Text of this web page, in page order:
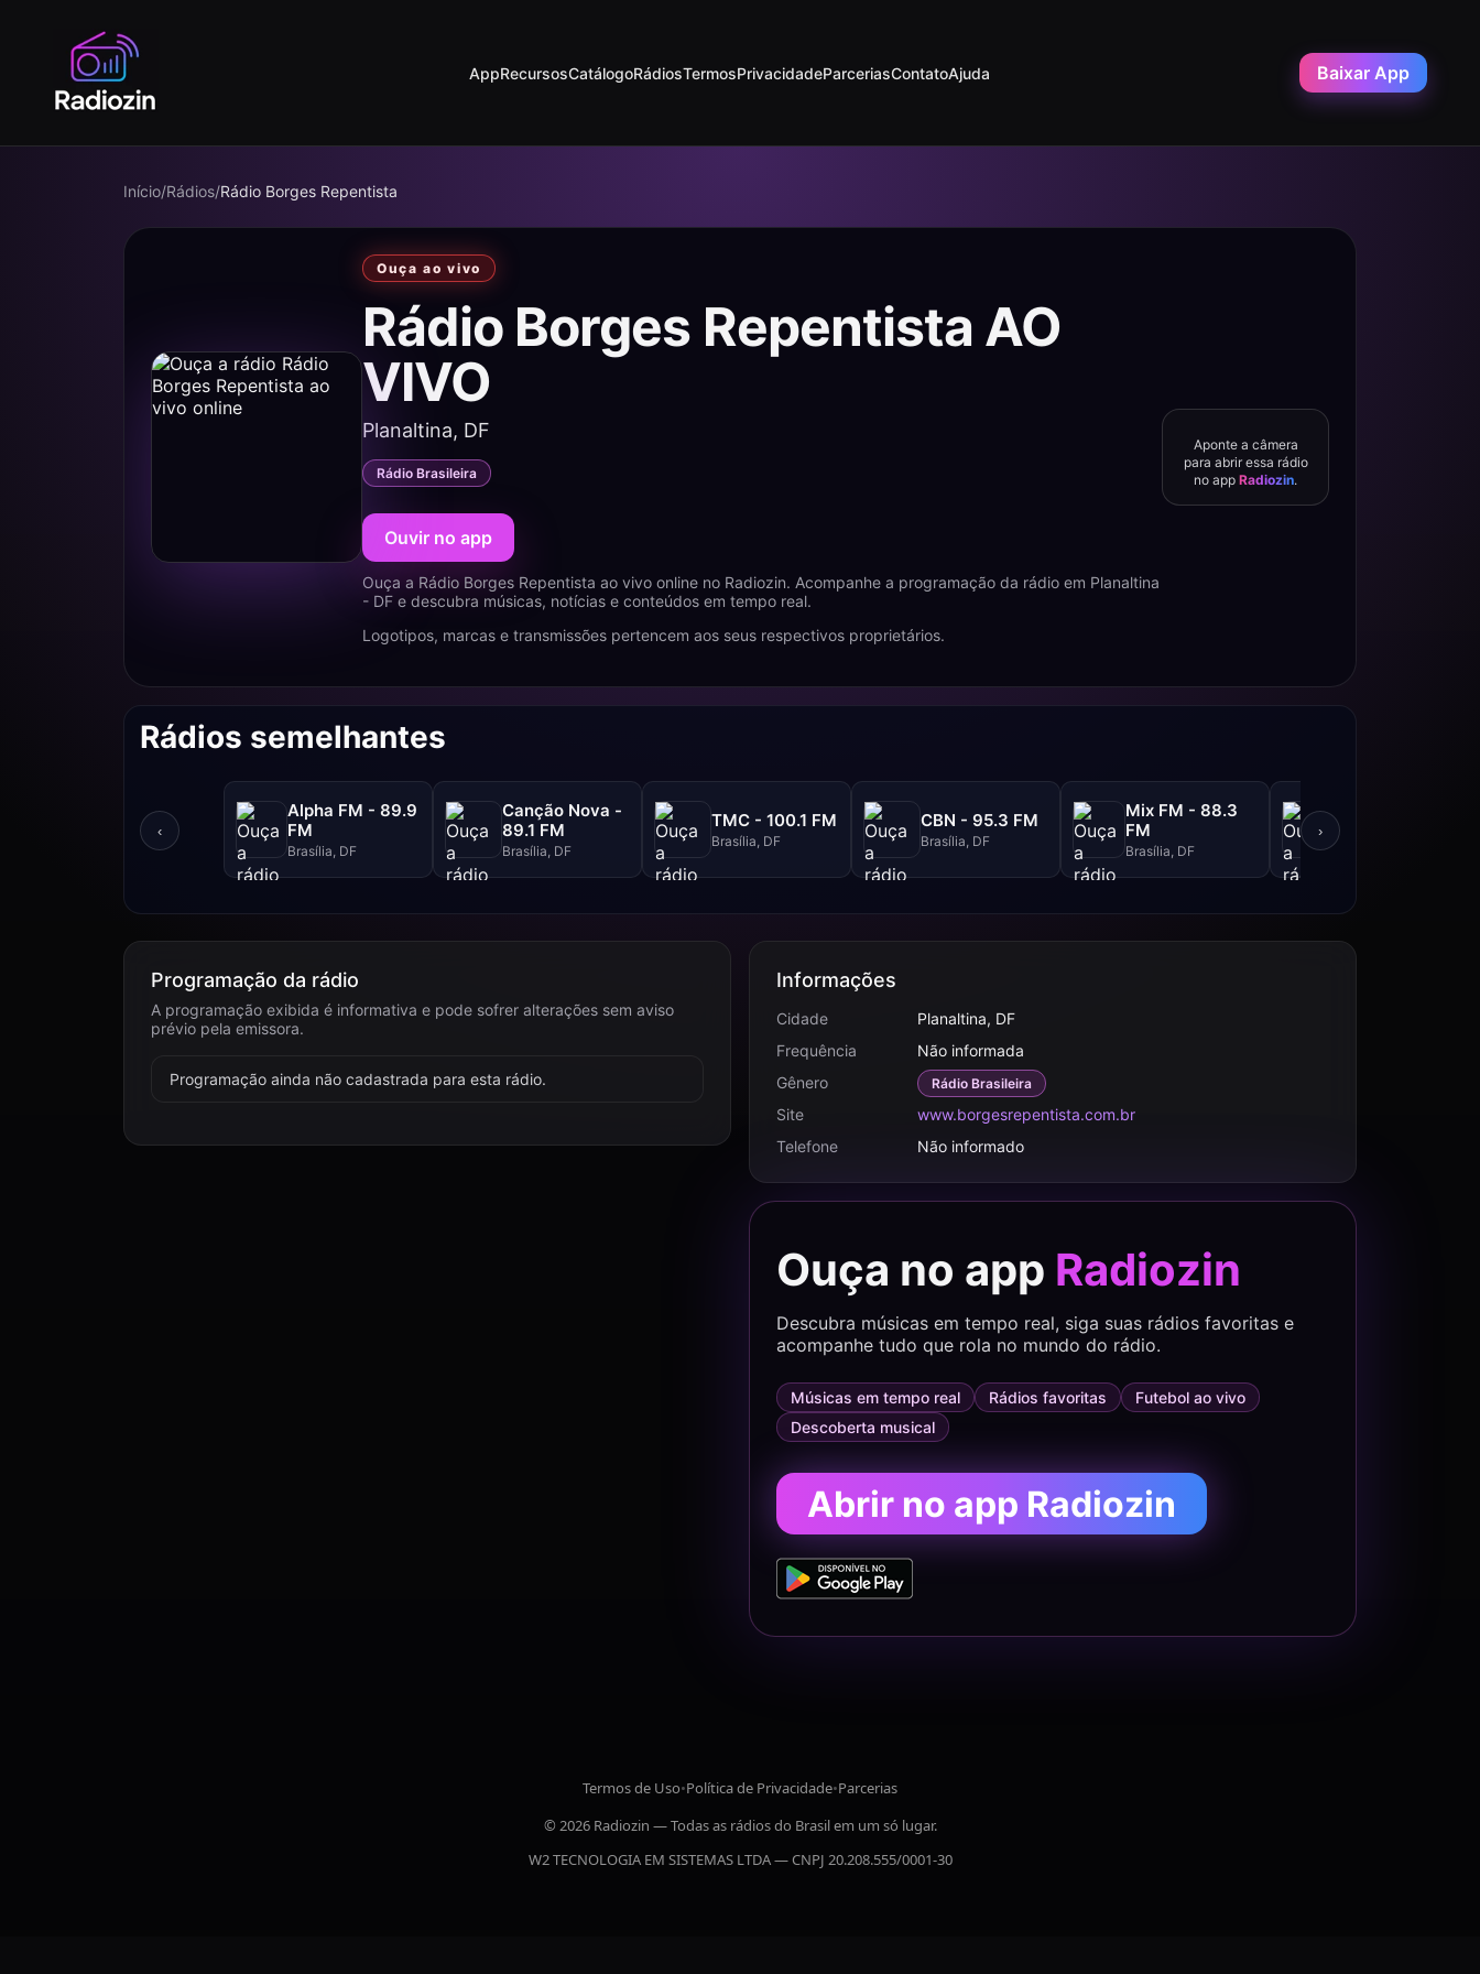
AppRecursosCatálogoRádiosTermosPrivacidadeParceriasContatoAjuda Baixar App
Início/Rádios/Rádio Borges Repentista
Ouça ao vivo
Rádio Borges Repentista AO
VIVO
Planaltina, DF
Rádio Brasileira
Ouvir no app
Ouça a Rádio Borges Repentista ao vivo online no Radiozin. Acompanhe a programação da rádio em Planaltina
- DF e descubra músicas, notícias e conteúdos em tempo real.
Logotipos, marcas e transmissões pertencem aos seus respectivos proprietários.
Aponte a câmera
para abrir essa rádio
no appRadiozin.
Rádios semelhantes
‹
Alpha FM - 89.9
FM
Brasília, DF
Canção Nova -
89.1 FM
Brasília, DF
TMC - 100.1 FM
Brasília, DF
CBN - 95.3 FM
Brasília, DF
Mix FM - 88.3
FM
Brasília, DF
Brasília
›
Programação da rádio
A programação exibida é informativa e pode sofrer alterações sem aviso
prévio pela emissora.
Programação ainda não cadastrada para esta rádio.
Informações
Cidade
Planaltina, DF
Frequência
Não informada
Gênero
Rádio Brasileira
Site
www.borgesrepentista.com.br
Telefone
Não informado
Ouça no app Radiozin
Descubra músicas em tempo real, siga suas rádios favoritas e
acompanhe tudo que rola no mundo do rádio.
Músicas em tempo real Rádios favoritas
Futebol ao vivo
Descoberta musical
Abrir no app Radiozin
Termos de Uso•Política de Privacidade•Parcerias
© 2026 Radiozin — Todas as rádios do Brasil em um só lugar.
W2 TECNOLOGIA EM SISTEMAS LTDA — CNPJ 20.208.555/0001-30